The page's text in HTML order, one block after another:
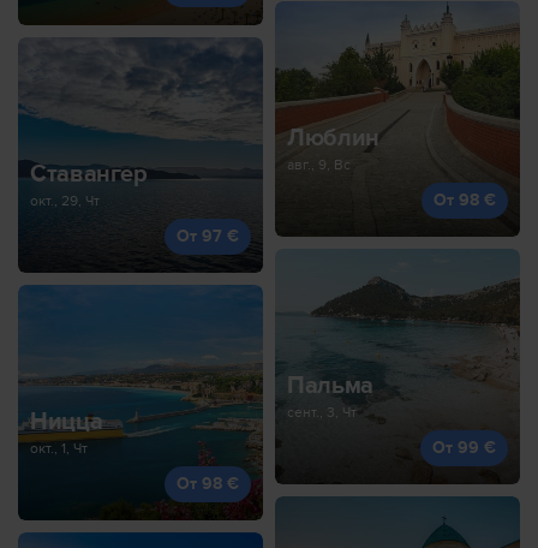
Ставангер
окт., 29, Чт
От 97 €
Люблин
авг., 9, Вс
От 98 €
Ницца
окт., 1, Чт
От 98 €
Пальма
сент., 3, Чт
От 99 €